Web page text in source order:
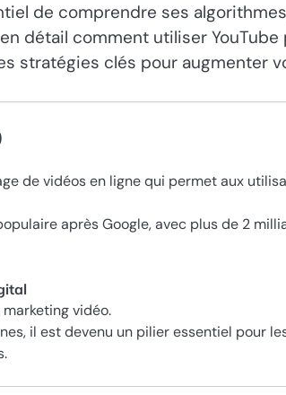
de comprendre ses
détail comment utiliser
stratégies clés pour augmenter
de vidéos en ligne qui permet aux
après Google, avec plus de 2
vidéo.
il est devenu un pilier essentiel pour